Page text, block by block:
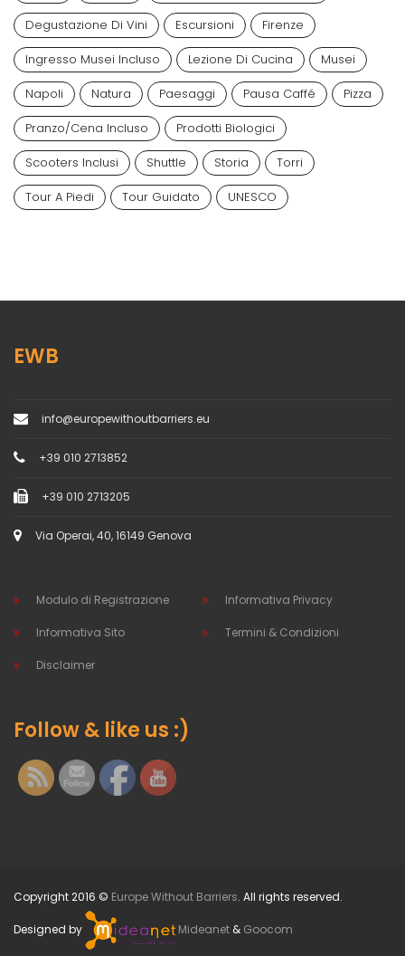
Degustazione Di Vini
Escursioni
Firenze
Ingresso Musei Incluso
Lezione Di Cucina
Musei
Napoli
Natura Paesaggi Pausa Caffé
Pizza
Pranzo/cena Incluso
Prodotti Biologici
Scooters Inclusi
Shuttle Storia
Torri
Tour A Piedi
Tour Guidato UNESCO
EWB
info@europewithoutbarriers.eu
+39 010 2713852
+39 010 2713205
Via Operai, 40, 16149 Genova
Modulo di Registrazione Informativa Privacy
Informativa Sito Termini & Condizioni
Disclaimer
Follow & like us :)
Copyright 2016 © Europe Without Barriers. All rights reserved.
Designed by Mideanet & Goocom